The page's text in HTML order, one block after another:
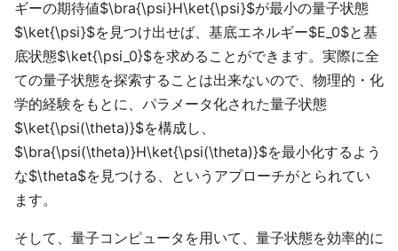
ギーの期待値$\bra{\psi}H\ket{\psi}$が最小の量子状態
$\ket{\psi}$を見つけ出せば、基底エネルギー$E_0$と基
底状態$\ket{\psi_0}$を求めることができます。実際に全
ての量子状態を探索することは出来ないので、物理的・化
学的経験をもとに、パラメータ化された量子状態
$\ket{\psi(\theta)}$を構成し、
$\bra{\psi(\theta)}H\ket{\psi(\theta)}$を最小化するよう
な$\theta$を見つける、というアプローチがとられてい
ます。
そして、量子コンピュータを用いて、量子状態を効率的に